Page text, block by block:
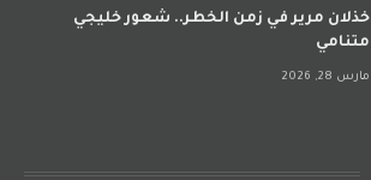
خذلان مرير في زمن الخطر.. شعور خليجي
متنامي
مارس 28, 2026